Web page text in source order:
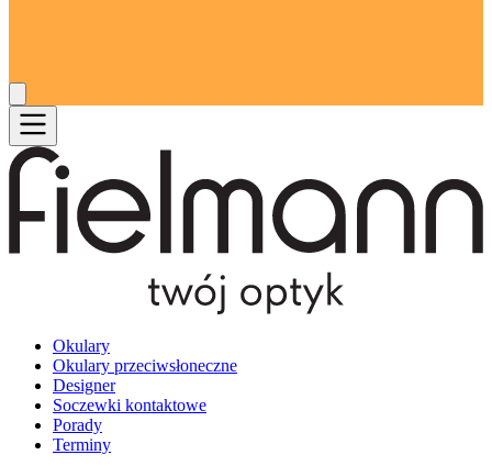
Okulary
Okulary przeciwsłoneczne
Designer
Soczewki kontaktowe
Porady
Terminy